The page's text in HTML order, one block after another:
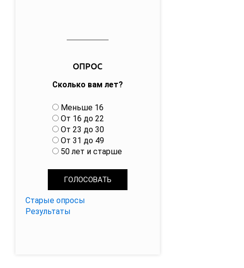
ОПРОС
Сколько вам лет?
В
а
р
и
а
Меньше 16
От 16 до 22
От 23 до 30
От 31 до 49
50 лет и старше
Старые опросы
Результаты